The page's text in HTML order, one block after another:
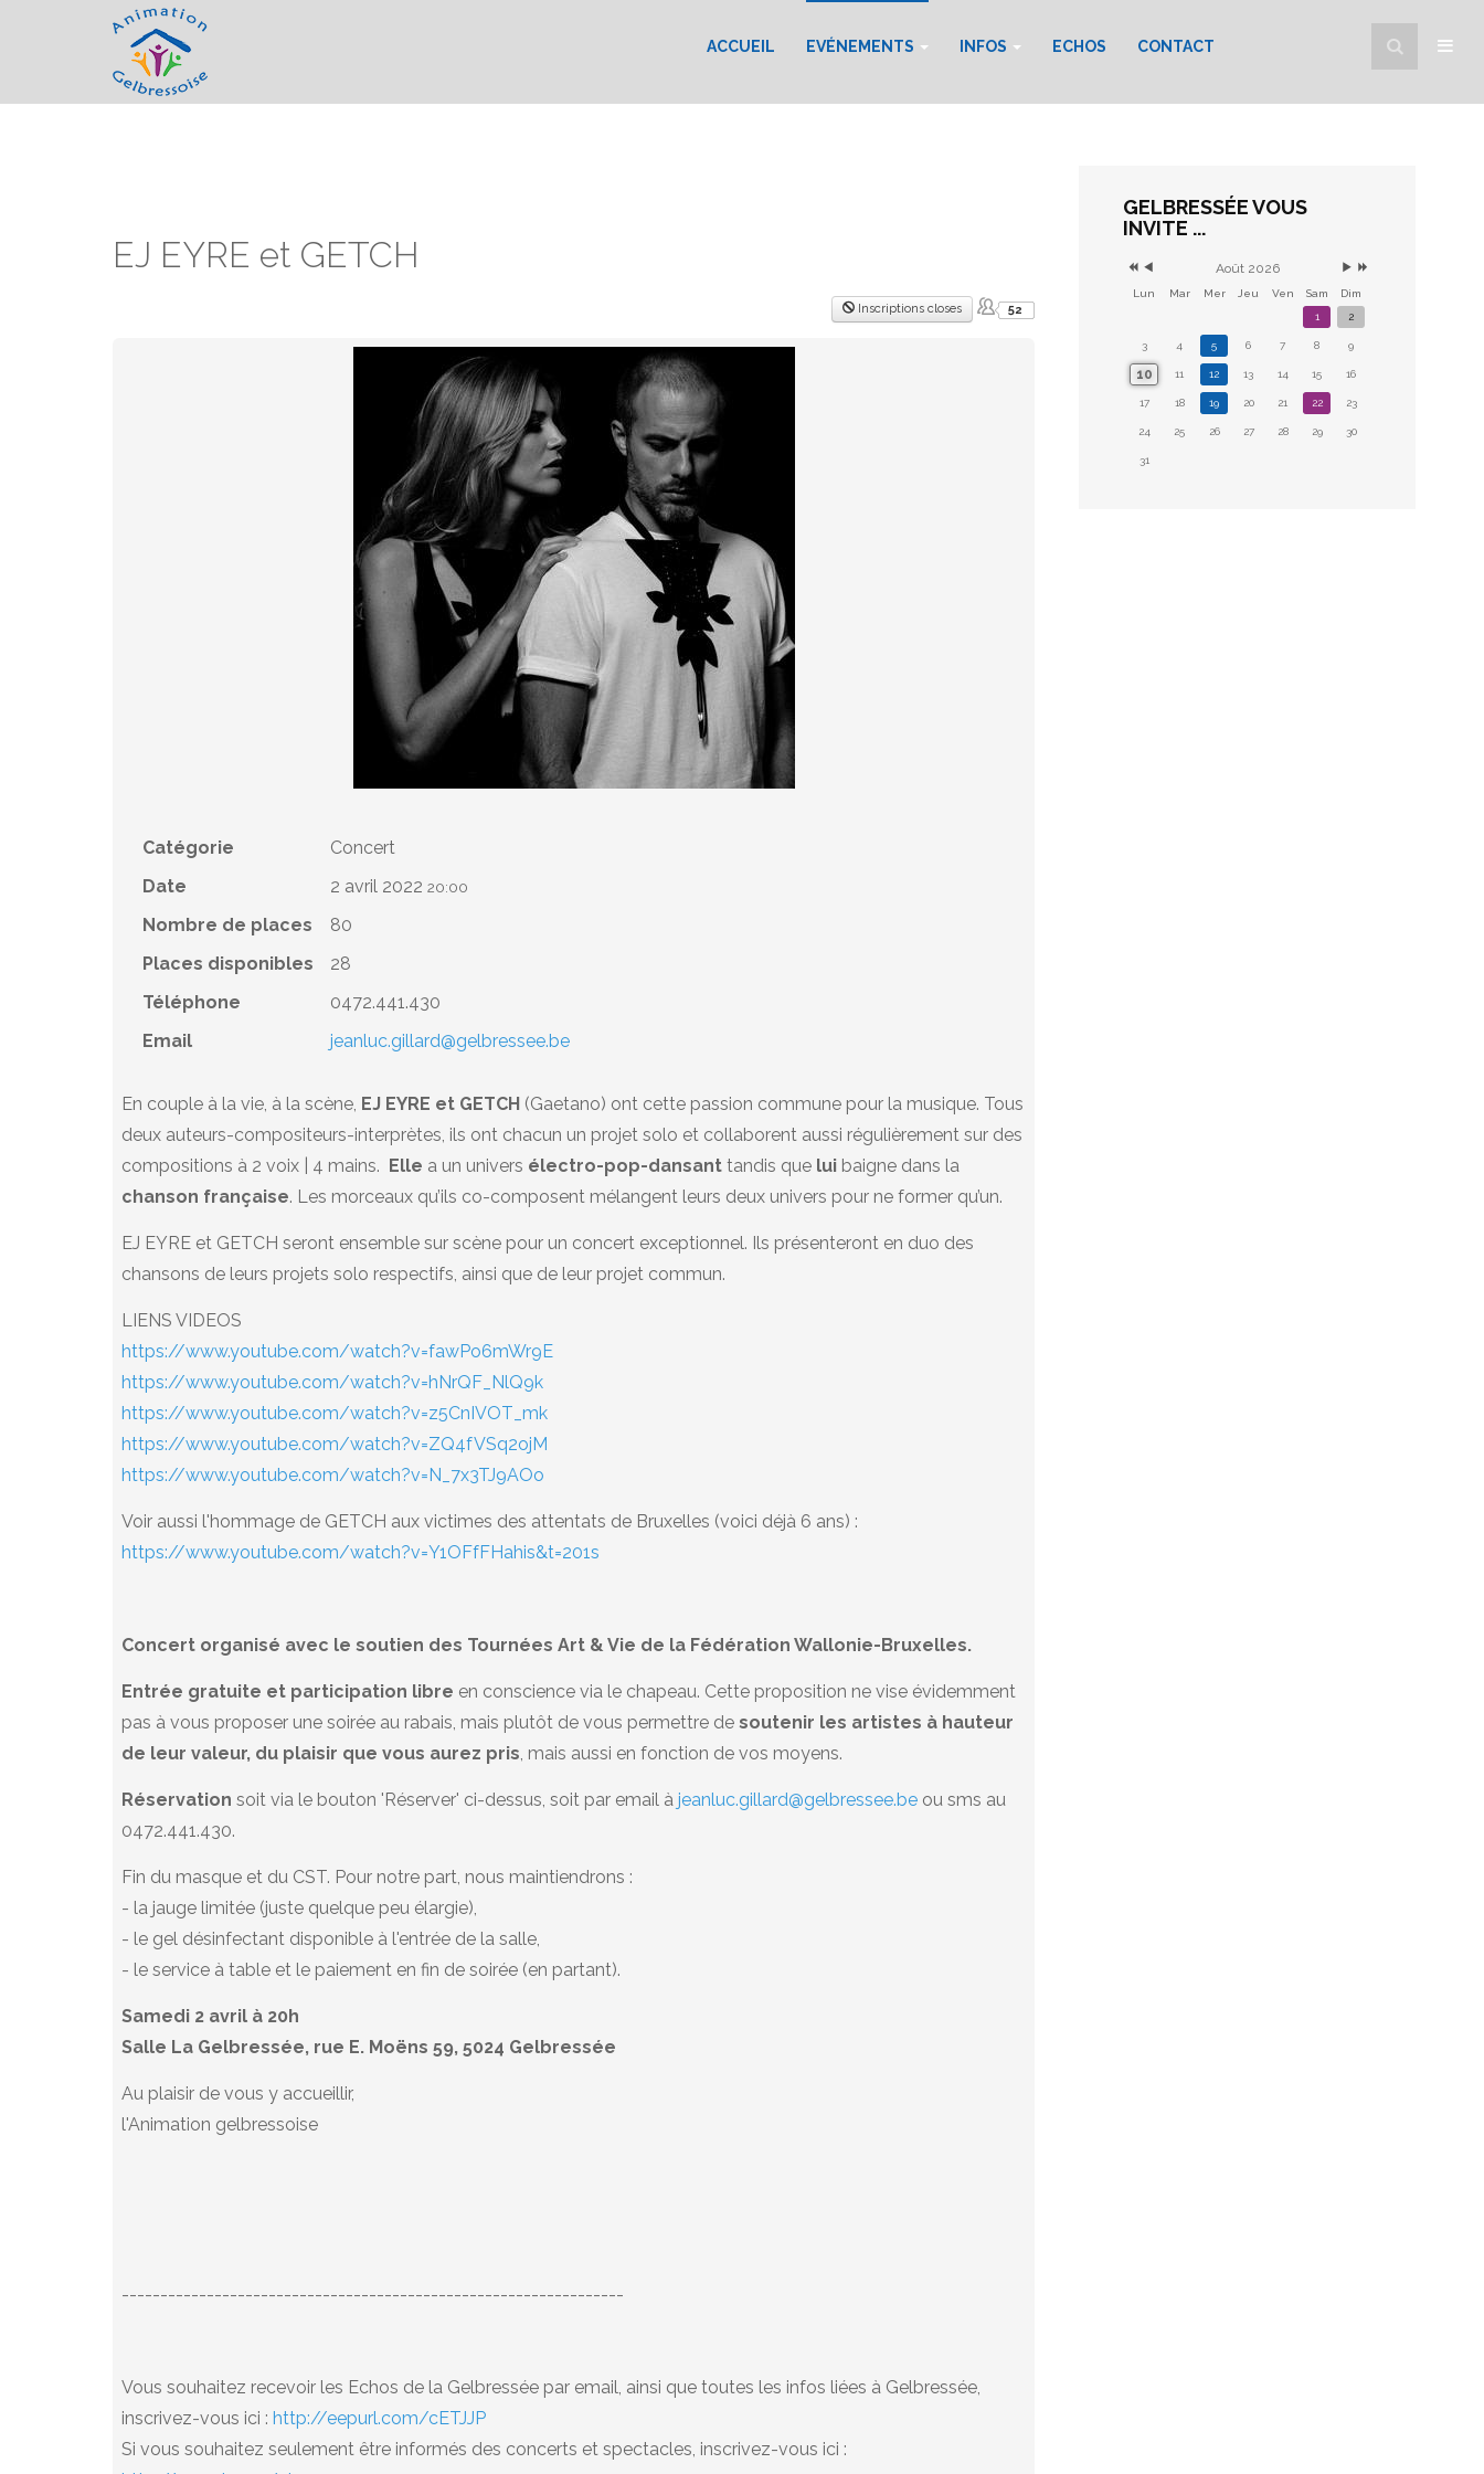
ACCUEIL EVÉNEMENTS INFOS ECHOS CONTACT
EJ EYRE et GETCH
Inscriptions closes 52
Catégorie
Concert
Date
2 avril 2022 20:00
Nombre de places
80
Places disponibles
28
Téléphone
0472.441.430
Email
jeanluc.gillard@gelbressee.be
En couple à la vie, à la scène, EJ EYRE et GETCH (Gaetano) ont cette passion commune pour la musique. Tous
deux auteurs-compositeurs-interprètes, ils ont chacun un projet solo et collaborent aussi régulièrement sur des
compositions à 2 voix | 4 mains. Elle a un univers électro-pop-dansant tandis que lui baigne dans la
chanson française. Les morceaux qu’ils co-composent mélangent leurs deux univers pour ne former qu’un.
EJ EYRE et GETCH seront ensemble sur scène pour un concert exceptionnel. Ils présenteront en duo des
chansons de leurs projets solo respectifs, ainsi que de leur projet commun.
LIENS VIDEOS
https://www.youtube.com/watch?v=fawPo6mWr9E
https://www.youtube.com/watch?v=hNrQF_NlQ9k
https://www.youtube.com/watch?v=z5CnIVOT_mk
https://www.youtube.com/watch?v=ZQ4fVSq2ojM
https://www.youtube.com/watch?v=N_7x3TJ9AOo
Voir aussi l'hommage de GETCH aux victimes des attentats de Bruxelles (voici déjà 6 ans) :
https://www.youtube.com/watch?v=Y1OFfFHahis&t=201s
Concert organisé avec le soutien des Tournées Art & Vie de la Fédération Wallonie-Bruxelles.
Entrée gratuite et participation libre en conscience via le chapeau. Cette proposition ne vise évidemment
pas à vous proposer une soirée au rabais, mais plutôt de vous permettre desoutenir les artistes à hauteur
de leur valeur, du plaisir que vous aurez pris , mais aussi en fonction de vos moyens.
Réservationsoit via le bouton 'Réserver' ci-dessus, soit par email àjeanluc.gillard@gelbressee.be ou sms au
0472.441.430.
Fin du masque et du CST. Pour notre part, nous maintiendrons :
- la jauge limitée (juste quelque peu élargie),
- le gel désinfectant disponible à l'entrée de la salle,
- le service à table et le paiement en fin de soirée (en partant).
Samedi 2 avril à 20h
Salle La Gelbressée, rue E. Moëns 59, 5024 Gelbressée
Au plaisir de vous y accueillir,
l'Animation gelbressoise
-----------------------------------------------------------------
Vous souhaitez recevoir les Echos de la Gelbressée par email, ainsi que toutes les infos liées à Gelbressée,
inscrivez-vous ici :http://eepurl.com/cETJJP
Si vous souhaitez seulement être informés des concerts et spectacles, inscrivez-vous ici :
GELBRESSÉE VOUS
INVITE ...
Août 2026
Lun Mar Mer Jeu Ven Sam
Dim
1
2
3 4 5 6 7 8 9
10 11 12 13 14 15 16
17 18 19 20 21 22 23
24 25 26 27 28 29 30
31